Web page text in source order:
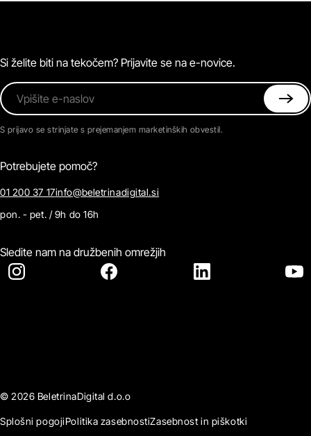
Kontaktirajte nas
Si želite biti na tekočem? Prijavite se na e-novice.
Vpišite e-naslov
S prijavo se strinjate s prejemanjem marketinških obvestil.
Potrebujete pomoč?
01 200 37 17info@beletrinadigital.si
pon. - pet. / 9h do 16h
Sledite nam na družbenih omrežjih
© 2026 BeletrinaDigital d.o.o
Splošni pogojiPolitika zasebnostiZasebnost in piškotki